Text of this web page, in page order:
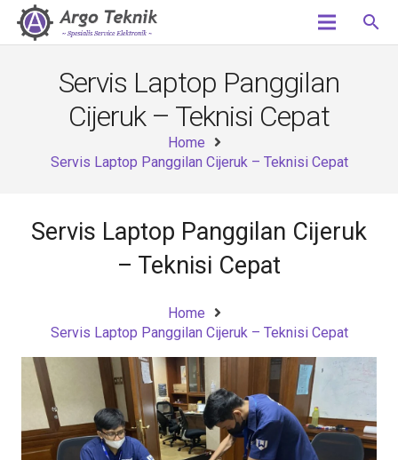
search
Servis Laptop Panggilan
Cijeruk – Teknisi Cepat
Home
Servis Laptop Panggilan Cijeruk – Teknisi Cepat
Servis Laptop Panggilan Cijeruk
– Teknisi Cepat
Home
Servis Laptop Panggilan Cijeruk – Teknisi Cepat